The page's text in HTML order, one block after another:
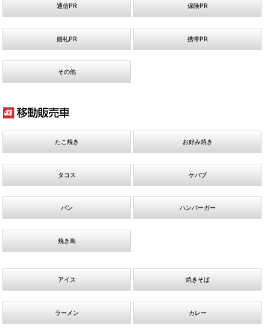
通信PR 保険PR
婚礼PR 携帯PR
その他
たこ焼き お好み焼き
タコス ケバブ
パン ハンバーガー
焼き鳥
アイス 焼きそば
ラーメン カレー